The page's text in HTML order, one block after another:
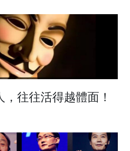
往往活得越體面！